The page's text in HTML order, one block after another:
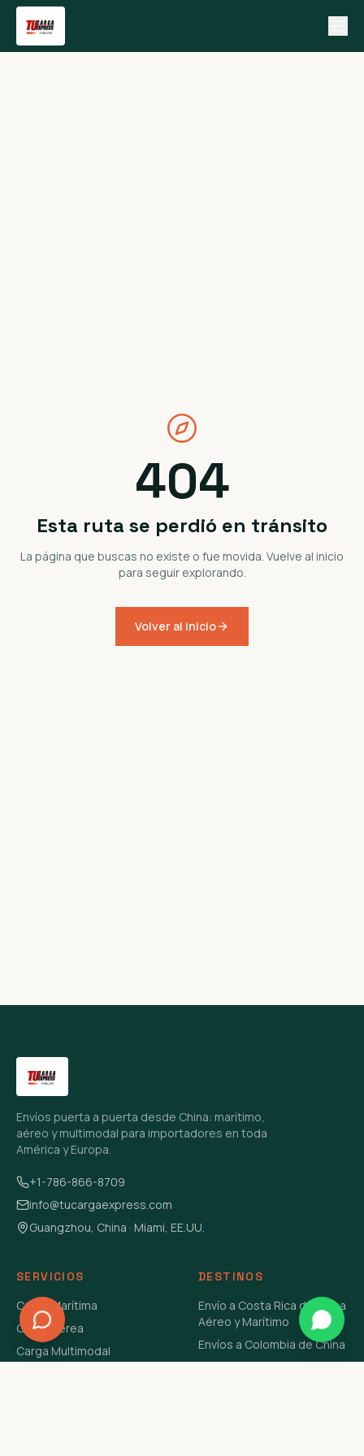
404
Esta ruta se perdió en tránsito
La página que buscas no existe o fue movida. Vuelve al inicio
para seguir explorando.
Volver al inicio
Envíos puerta a puerta desde China: marítimo,
aéreo y multimodal para importadores en toda
América y Europa.
+1-786-866-8709
info@tucargaexpress.com
Guangzhou, China · Miami, EE.UU.
SERVICIOS
Carga Marítima
Carga Aérea
Carga Multimodal
DESTINOS
Envío a Costa Rica de China
Aéreo y Marítimo
Envíos a Colombia de China